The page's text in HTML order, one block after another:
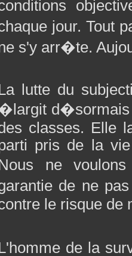
jour. Tout
s'y arr�te.
lutte du
d�sormais
classes. Elle
pris de la
ne
de ne
le risque de
de la